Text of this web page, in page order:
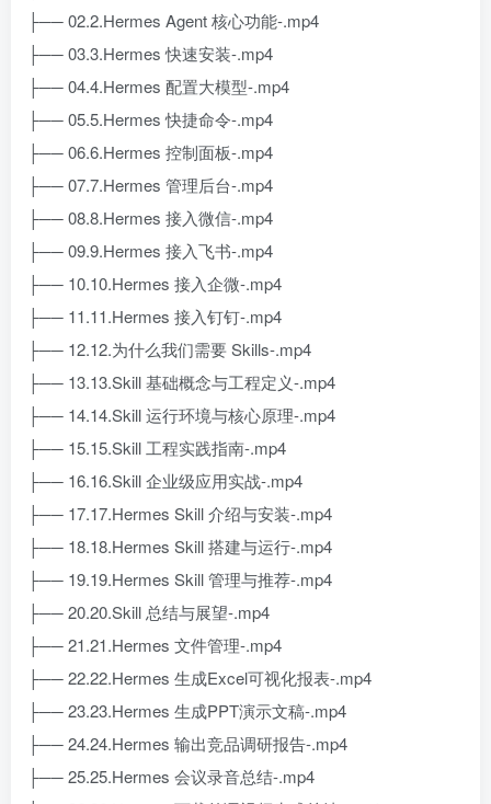
├── 02.2.Hermes Agent 核心功能-.mp4
├── 03.3.Hermes 快速安装-.mp4
├── 04.4.Hermes 配置大模型-.mp4
├── 05.5.Hermes 快捷命令-.mp4
├── 06.6.Hermes 控制面板-.mp4
├── 07.7.Hermes 管理后台-.mp4
├── 08.8.Hermes 接入微信-.mp4
├── 09.9.Hermes 接入飞书-.mp4
├── 10.10.Hermes 接入企微-.mp4
├── 11.11.Hermes 接入钉钉-.mp4
├── 12.12.为什么我们需要 Skills-.mp4
├── 13.13.Skill 基础概念与工程定义-.mp4
├── 14.14.Skill 运行环境与核心原理-.mp4
├── 15.15.Skill 工程实践指南-.mp4
├── 16.16.Skill 企业级应用实战-.mp4
├── 17.17.Hermes Skill 介绍与安装-.mp4
├── 18.18.Hermes Skill 搭建与运行-.mp4
├── 19.19.Hermes Skill 管理与推荐-.mp4
├── 20.20.Skill 总结与展望-.mp4
├── 21.21.Hermes 文件管理-.mp4
├── 22.22.Hermes 生成Excel可视化报表-.mp4
├── 23.23.Hermes 生成PPT演示文稿-.mp4
├── 24.24.Hermes 输出竞品调研报告-.mp4
├── 25.25.Hermes 会议录音总结-.mp4